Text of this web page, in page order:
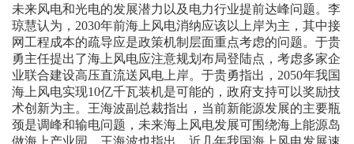
未来风电和光电的发展潜力以及电力行业提前达峰问题。李
琼慧认为，2030年前海上风电消纳应该以上岸为主，其中接
网工程成本的疏导应是政策机制层面重点考虑的问题。于贵
勇主任提出了海上风电应注意规划布局登陆点，考虑多家企
业联合建设高压直流送风电上岸。于贵勇指出，2050年我国
海上风电实现10亿千瓦装机是可能的，政府支持可以奖励技
术创新为主。王海波副总裁指出，当前新能源发展的主要瓶
颈是调峰和输电问题，未来海上风电发展可围绕海上能源岛
做海上产业园。王海波也指出，近几年我国海上风电发展速